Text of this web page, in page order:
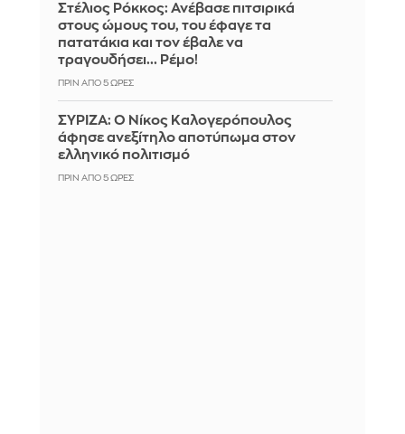
Στέλιος Ρόκκος: Ανέβασε πιτσιρικά
στους ώμους του, του έφαγε τα
πατατάκια και τον έβαλε να
τραγουδήσει... Ρέμο!
ΠΡΙΝ ΑΠΌ 5 ΏΡΕΣ
ΣΥΡΙΖΑ: Ο Νίκος Καλογερόπουλος
άφησε ανεξίτηλο αποτύπωμα στον
ελληνικό πολιτισμό
ΠΡΙΝ ΑΠΌ 5 ΏΡΕΣ